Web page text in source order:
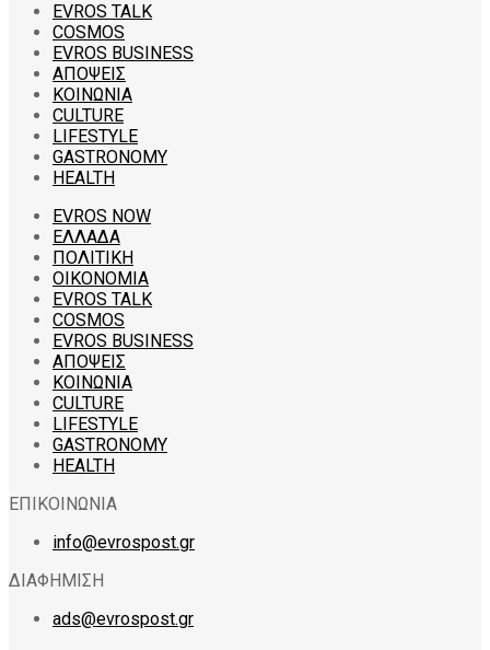
EVROS TALK
COSMOS
EVROS BUSINESS
ΑΠΟΨΕΙΣ
ΚΟΙΝΩΝΙΑ
CULTURE
LIFESTYLE
GASTRONOMY
HEALTH
EVROS NOW
ΕΛΛΑΔΑ
ΠΟΛΙΤΙΚΗ
ΟΙΚΟΝΟΜΙΑ
EVROS TALK
COSMOS
EVROS BUSINESS
ΑΠΟΨΕΙΣ
ΚΟΙΝΩΝΙΑ
CULTURE
LIFESTYLE
GASTRONOMY
HEALTH
ΕΠΙΚΟΙΝΩΝΙΑ
info@evrospost.gr
ΔΙΑΦΗΜΙΣΗ
ads@evrospost.gr